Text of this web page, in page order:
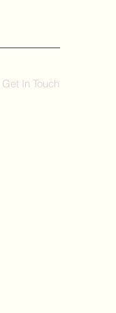
Get In Touch